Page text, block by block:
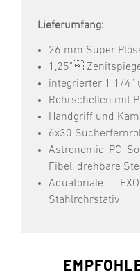
Lieferumfang:
26 mm Super
1,25"
integrierter 1 1/4"
Rohrschellen mit
Handgriff und
6x30
Astronomie PC
Fibel, drehbare
Äquatoriale
Stahlrohrstativ